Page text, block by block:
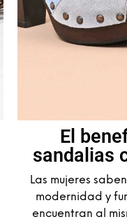
El
sandalias
Las mujeres
modernidad y
encuentran al